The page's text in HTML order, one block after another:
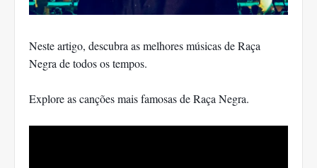
Neste artigo, descubra as melhores músicas de Raça
Negra de todos os tempos.
Explore as canções mais famosas de Raça Negra.